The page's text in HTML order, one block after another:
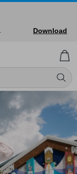
Download